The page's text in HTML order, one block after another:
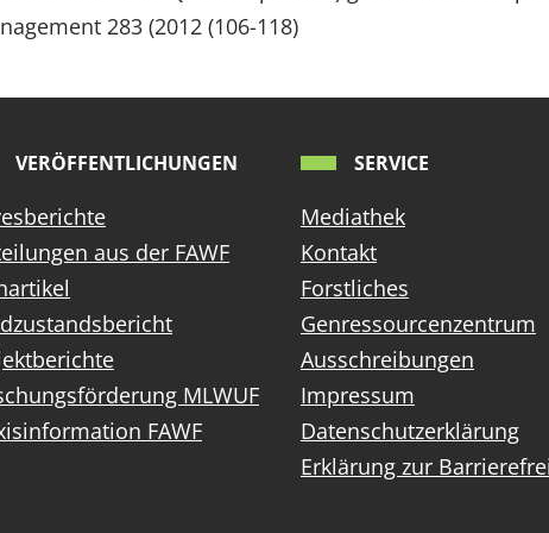
283 (2012 (106-118)
VERÖFFENTLICHUNGEN
aus der FAWF
MLWUF
FAWF
SERVICE
Mediathek
Kontakt
Forstliches
Genressourcenzentrum
Ausschreibungen
Impressum
Datenschutzerklärung
Erklärung zur